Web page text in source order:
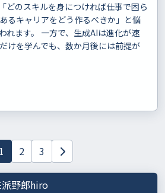
どのスキルを身につければ仕事で困ら
るキャリアをどう作るべきか」と悩
れます。 一方で、生成AIは進化が速
けを学んでも、数か月後には前提が
1 2 3
野郎hiro